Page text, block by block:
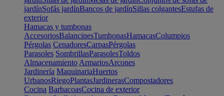
jardínSofás jardínBancos de jardínSillas colgantesEstufas de
exterior
Hamacas y tumbonas
AccesoriosBalancinesTumbonasHamacasColumpios
Pérgolas CenadoresCarpasPérgolas
Parasoles SombrillasParasolesToldos
Almacenamiento ArmariosArcones
Jardinería MaquinariaHuertos
UrbanosRiegoPlantasJardinerasCompostadores
Cocina BarbacoasCocina de exterior